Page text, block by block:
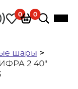
0 0
шары
2 40"